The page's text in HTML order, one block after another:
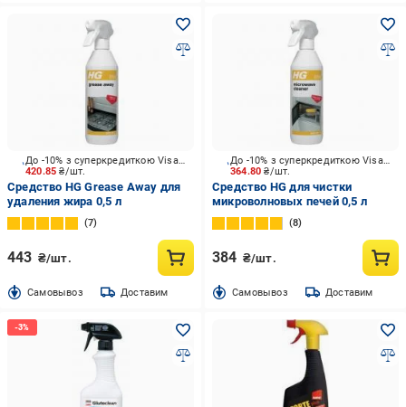
420.85₴/шт.
До -10% з суперкредиткою Visa Вигода
Средство HG Grease Away для
удаления жира 0,5 л
7
443 ₴/шт.
Cамовывоз Доставим
364.80₴/шт.
До -10% з суперкредиткою Visa Вигода
Средство HG для чистки
микроволновых печей 0,5 л
8
384 ₴/шт.
Cамовывоз Доставим